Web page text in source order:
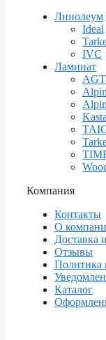
Линолеум
Ideal
IVC
Ламинат
AGT
Компания
Контакты
О
Доставка
Отзывы
Политика
Каталог